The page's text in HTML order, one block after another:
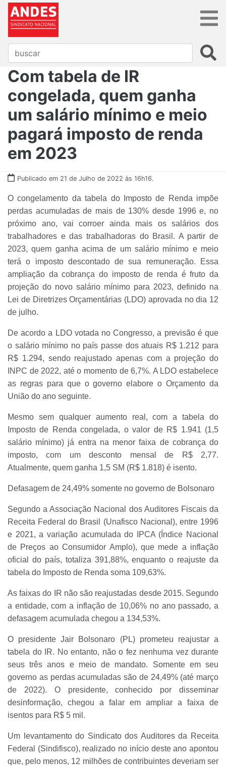
Com tabela de IR
congelada, quem ganha
um salário mínimo e meio
pagará imposto de renda
em 2023
Publicado em 21 de Julho de 2022 às 16h16.
O congelamento da tabela do Imposto de Renda impõe
perdas acumuladas de mais de 130% desde 1996 e, no
próximo ano, vai corroer ainda mais os salários dos
trabalhadores e das trabalhadoras do Brasil. A partir de
2023, quem ganha acima de um salário mínimo e meio
terá o imposto descontado de sua remuneração. Essa
ampliação da cobrança do imposto de renda é fruto da
projeção do novo salário mínimo para 2023, definido na
Lei de Diretrizes Orçamentárias (LDO) aprovada no dia 12
de julho.
De acordo a LDO votada no Congresso, a previsão é que
o salário mínimo no país passe dos atuais R$ 1.212 para
R$ 1.294, sendo reajustado apenas com a projeção do
INPC de 2022, até o momento de 6,7%. A LDO estabelece
as regras para que o governo elabore o Orçamento da
União do ano seguinte.
Mesmo sem qualquer aumento real, com a tabela do
Imposto de Renda congelada, o valor de R$ 1.941 (1,5
salário mínimo) já entra na menor faixa de cobrança do
imposto, com um desconto mensal de R$ 2,77.
Atualmente, quem ganha 1,5 SM (R$ 1.818) é isento.
Defasagem de 24,49% somente no governo de Bolsonaro
Segundo a Associação Nacional dos Auditores Fiscais da
Receita Federal do Brasil (Unafisco Nacional), entre 1996
e 2021, a variação acumulada do IPCA (Índice Nacional
de Preços ao Consumidor Amplo), que mede a inflação
oficial do país, totaliza 391,88%, enquanto o reajuste da
tabela do Imposto de Renda soma 109,63%.
As faixas do IR não são reajustadas desde 2015. Segundo
a entidade, com a inflação de 10,06% no ano passado, a
defasagem acumulada chegou a 134,53%.
O presidente Jair Bolsonaro (PL) prometeu reajustar a
tabela do IR. No entanto, não o fez nenhuma vez durante
seus três anos e meio de mandato. Somente em seu
governo as perdas acumuladas são de 24,49% (até março
de 2022). O presidente, conhecido por disseminar
desinformação, chegou a falar em ampliar a faixa de
isentos para R$ 5 mil.
Um levantamento do Sindicato dos Auditores da Receita
Federal (Sindifisco), realizado no início deste ano apontou
que, pelo menos, 12 milhões de contribuintes deveriam ser